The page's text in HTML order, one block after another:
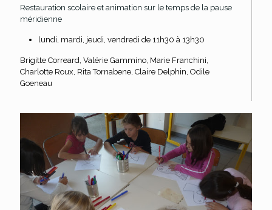
Restauration scolaire et animation sur le temps de la pause
méridienne
lundi, mardi, jeudi, vendredi de 11h30 à 13h30
Brigitte Correard, Valérie Gammino, Marie Franchini,
Charlotte Roux, Rita Tornabene, Claire Delphin, Odile
Goeneau